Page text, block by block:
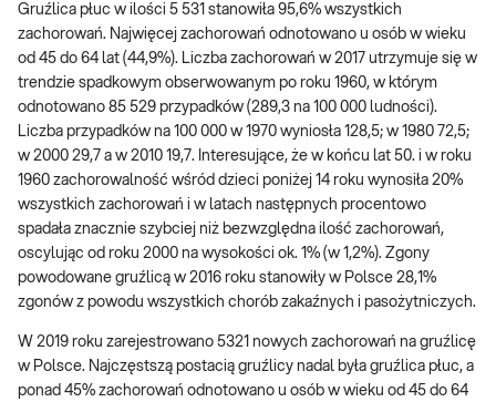
Gruźlica płuc w ilości 5 531 stanowiła 95,6% wszystkich
zachorowań. Najwięcej zachorowań odnotowano u osób w wieku
od 45 do 64 lat (44,9%). Liczba zachorowań w 2017 utrzymuje się w
trendzie spadkowym obserwowanym po roku 1960, w którym
odnotowano 85 529 przypadków (289,3 na 100 000 ludności).
Liczba przypadków na 100 000 w 1970 wyniosła 128,5; w 1980 72,5;
w 2000 29,7 a w 2010 19,7. Interesujące, że w końcu lat 50. i w roku
1960 zachorowalność wśród dzieci poniżej 14 roku wynosiła 20%
wszystkich zachorowań i w latach następnych procentowo
spadała znacznie szybciej niż bezwzględna ilość zachorowań,
oscylując od roku 2000 na wysokości ok. 1% (w 1,2%). Zgony
powodowane gruźlicą w 2016 roku stanowiły w Polsce 28,1%
zgonów z powodu wszystkich chorób zakaźnych i pasożytniczych.
W 2019 roku zarejestrowano 5321 nowych zachorowań na gruźlicę
w Polsce. Najczęstszą postacią gruźlicy nadal była gruźlica płuc, a
ponad 45% zachorowań odnotowano u osób w wieku od 45 do 64